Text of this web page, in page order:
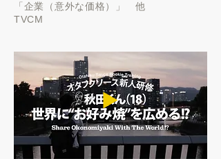
「企業（意外な価格）」 他
TVCM
▶️